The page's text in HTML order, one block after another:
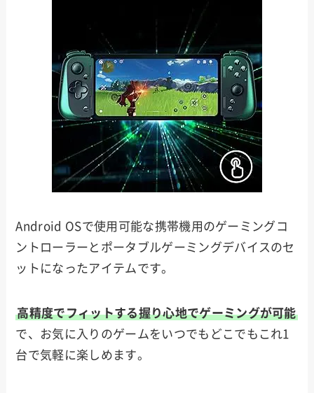
Android OSで使用可能な携帯機用のゲーミングコ
ントローラーとポータブルゲーミングデバイスのセ
ットになったアイテムです。
高精度でフィットする握り心地でゲーミングが可能
で、お気に入りのゲームをいつでもどこでもこれ1
台で気軽に楽しめます。